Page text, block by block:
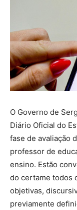
O Governo de
Diário Oficial do
fase de avaliação
professor de
ensino. Estão
do certame todos
objetivas,
previamente